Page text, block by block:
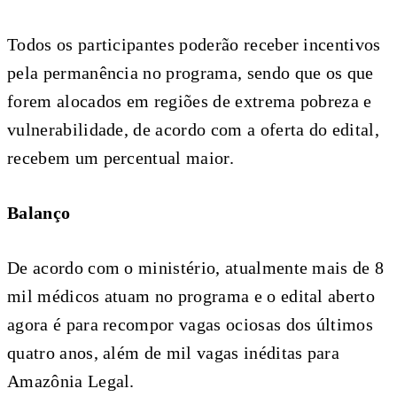
Todos os participantes poderão receber incentivos
pela permanência no programa, sendo que os que
forem alocados em regiões de extrema pobreza e
vulnerabilidade, de acordo com a oferta do edital,
recebem um percentual maior.
Balanço
De acordo com o ministério, atualmente mais de 8
mil médicos atuam no programa e o edital aberto
agora é para recompor vagas ociosas dos últimos
quatro anos, além de mil vagas inéditas para
Amazônia Legal.